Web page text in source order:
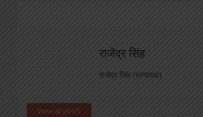
राजेंद्र सिंह
राजेंद्र सिंह (सम्पादक)
View all posts